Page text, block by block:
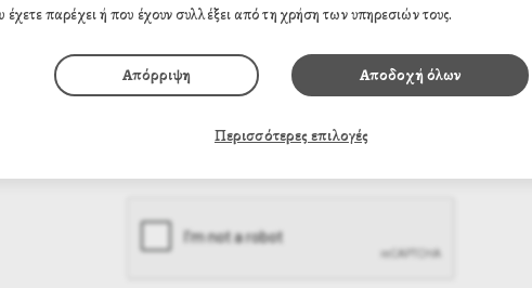
Συμφωνώ με τουςόρους προστασίας προσωπικών δεδομένων
παρέχει ή που έχουν συλλέξει από τη χρήση των υπηρεσιών τους.
Απόρριψη Αποδοχή όλων
Περισσότερες επιλογές